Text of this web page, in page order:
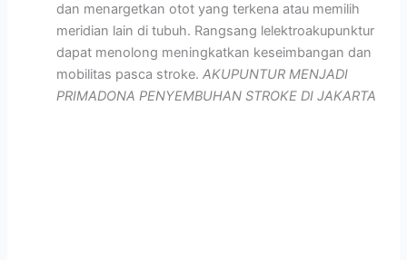
dan menargetkan otot yang terkena atau memilih
meridian lain di tubuh. Rangsang lelektroakupunktur
dapat menolong meningkatkan keseimbangan dan
mobilitas pasca stroke.AKUPUNTUR MENJADI
PRIMADONA PENYEMBUHAN STROKE DI JAKARTA